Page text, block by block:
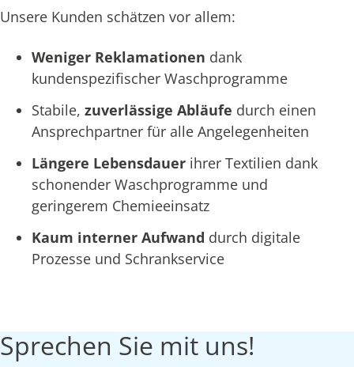
Unsere Kunden schätzen vor allem:
Weniger Reklamationen dank
kundenspezifischer Waschprogramme
Stabile, zuverlässige Abläufe durch einen
Ansprechpartner für alle Angelegenheiten
Längere Lebensdauer ihrer Textilien dank
schonender Waschprogramme und
geringerem Chemieeinsatz
Kaum interner Aufwand durch digitale
Prozesse und Schrankservice
Sprechen Sie mit uns!